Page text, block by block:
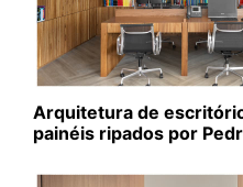
Arquitetura de
painéis ripados por